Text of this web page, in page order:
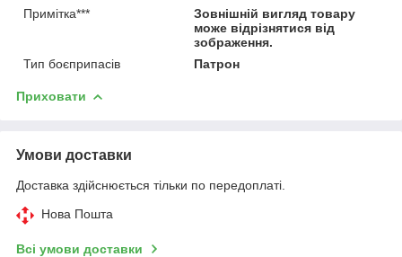
Примітка***
Зовнішній вигляд товару
може відрізнятися від
зображення.
Тип боєприпасів
Патрон
Приховати
Умови доставки
Доставка здійснюється тільки по передоплаті.
Нова Пошта
Всі умови доставки